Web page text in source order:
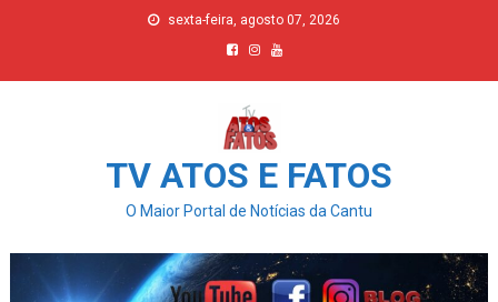
sexta-feira, agosto 07, 2026
TV ATOS E FATOS
O Maior Portal de Notícias da Cantu